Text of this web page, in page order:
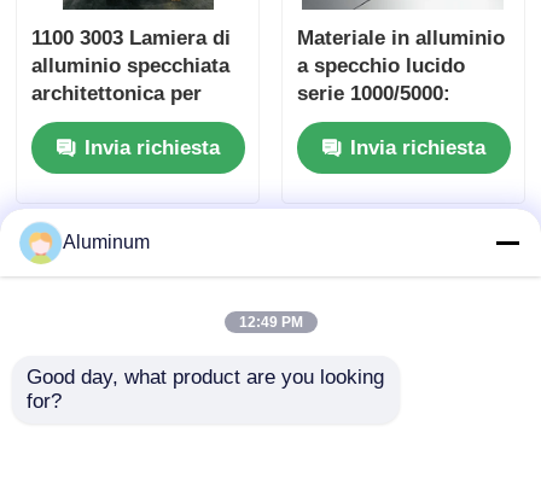
1100 3003 Lamiera di
alluminio specchiata
architettonica per
interni ascensori e
vetrineInvia richiesta
Materiale in alluminio
a specchio lucido
serie 1000/5000:
Eccezionale planarità
e lucentezza, adatto
per la produzione di
precisione
Invia richiesta
Aluminum
12:49 PM
Good day, what product are you looking
for?